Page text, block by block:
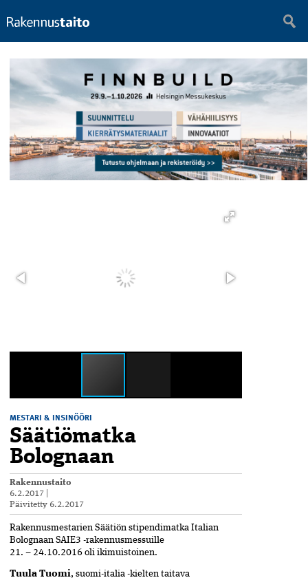
MESTARI & INSINÖÖRI
Säätiömatka
Bolognaan
Rakennustaito
6.2.2017
Päivitetty 6.2.2017
Rakennusmestarien Säätiön stipendimatka Italian
Bolognaan SAIE3 -rakennusmessuille
21. – 24.10.2016 oli ikimuistoinen.
Tuula Tuomi, suomi-italia -kielten taitava